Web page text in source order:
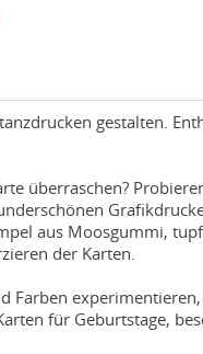
gestalten.
überraschen?
aus Moosgummi,
der Karten.
Farben
für Geburtstage,